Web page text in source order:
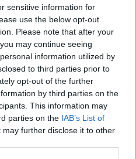
sensitive information for
use the below opt-out
Please note that after your
may continue seeing
information utilized by
to third parties prior to
opt-out of the further
by third parties on the
This information may
parties on the IAB’s List of
may further disclose it to other